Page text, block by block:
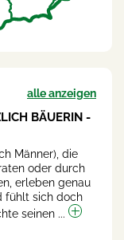
alle anzeigen
BÄUERIN -
Männer), die
oder durch
erleben genau
fühlt sich doch
seinen ...